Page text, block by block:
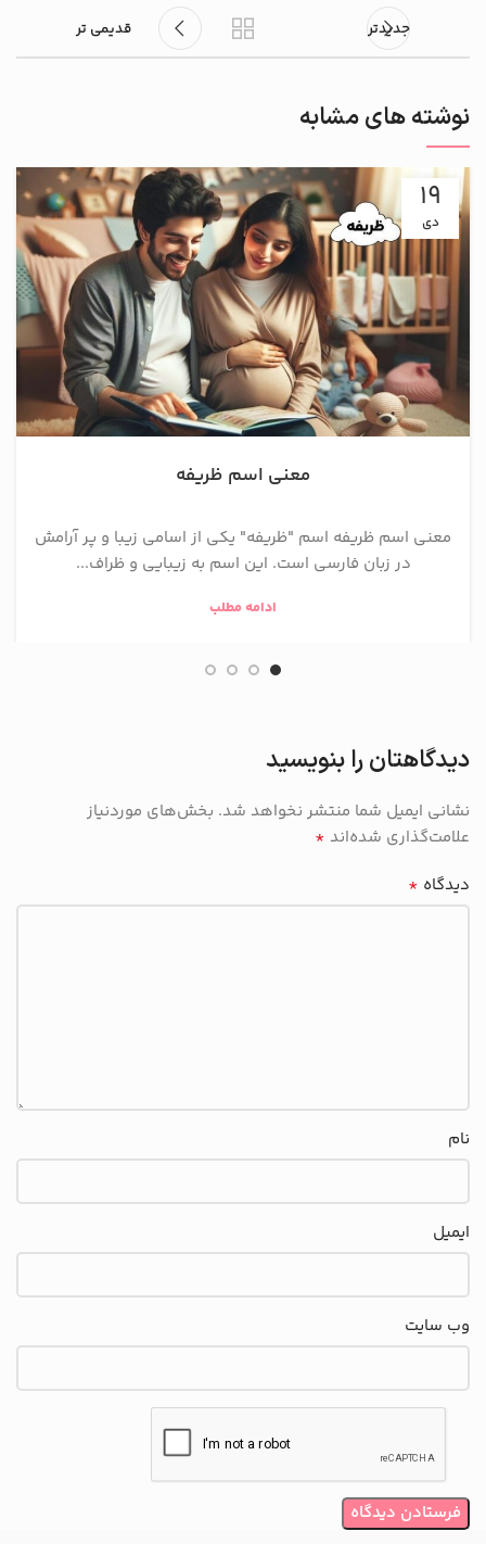
جدیدتر قدیمی تر
نوشته های مشابه
19
دی
معنی اسم ظریفه
معنی اسم ظریفه اسم "ظریفه" یکی از اسامی زیبا و پر آرامش
در زبان فارسی است. این اسم به زیبایی و ظراف...
ادامه مطلب
دیدگاهتان را بنویسید
نشانی ایمیل شما منتشر نخواهد شد. بخش‌های موردنیاز
علامت‌گذاری شده‌اند *
دیدگاه *
نام
ایمیل
وب‌ سایت